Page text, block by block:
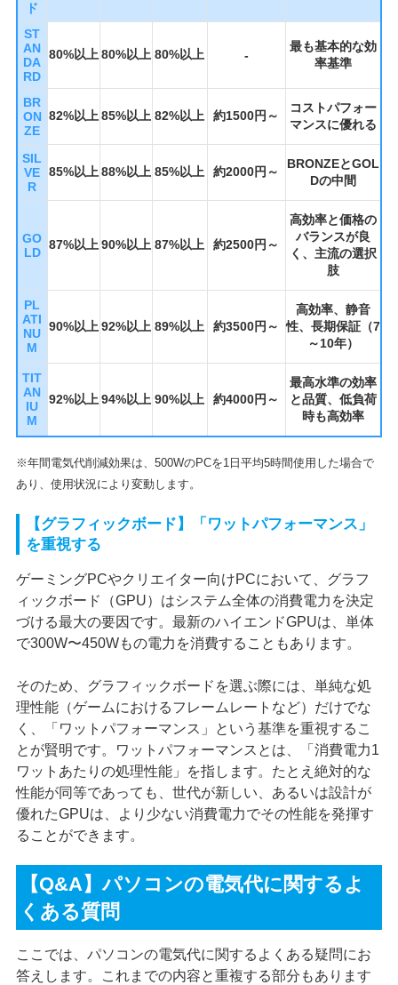
ド
ST
AN
DA
RD
80%以上 80%以上 80%以上 -
最も基本的な効
率基準
BR
ON
ZE
82%以上 85%以上 82%以上 約1500円～
コストパフォー
マンスに優れる
SIL
VE
R
85%以上 88%以上 85%以上 約2000円～
BRONZEとGOL
Dの中間
GO
LD
87%以上 90%以上 87%以上 約2500円～
高効率と価格の
バランスが良
く、主流の選択
肢
PL
ATI
NU
M
90%以上 92%以上 89%以上 約3500円～
高効率、静音
性、長期保証（7
～10年）
TIT
AN
IU
M
92%以上 94%以上 90%以上 約4000円～
最高水準の効率
と品質、低負荷
時も高効率
※年間電気代削減効果は、500WのPCを1日平均5時間使用した場合で
あり、使用状況により変動します。
【グラフィックボード】「ワットパフォーマンス」
を重視する
ゲーミングPCやクリエイター向けPCにおいて、グラフ
ィックボード（GPU）はシステム全体の消費電力を決定
づける最大の要因です。最新のハイエンドGPUは、単体
で300W〜450Wもの電力を消費することもあります。
そのため、グラフィックボードを選ぶ際には、単純な処
理性能（ゲームにおけるフレームレートなど）だけでな
く、「ワットパフォーマンス」という基準を重視するこ
とが賢明です。ワットパフォーマンスとは、「消費電力1
ワットあたりの処理性能」を指します。たとえ絶対的な
性能が同等であっても、世代が新しい、あるいは設計が
優れたGPUは、より少ない消費電力でその性能を発揮す
ることができます。
【Q&A】パソコンの電気代に関するよ
くある質問
ここでは、パソコンの電気代に関するよくある疑問にお
答えします。これまでの内容と重複する部分もあります